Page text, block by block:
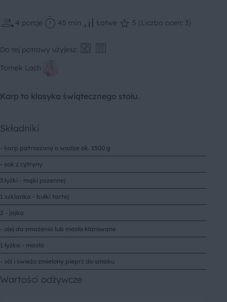
4 porcje 45 min Łatwe 5 (Liczba ocen: 3)
Do tej potrawy użyjesz:
Tomek Lach
Karp to klasyka świątecznego stołu.
Składniki
- karp patroszony o wadze ok. 1500 g
- sok z cytryny
3 łyżki - mąki pszennej
1 szklanka - bułki tartej
2 - jajka
- olej do smażenia lub masło klarowane
1 łyżka - masła
- sól i świeżo zmielony pieprz do smaku
Wartości odżywcze